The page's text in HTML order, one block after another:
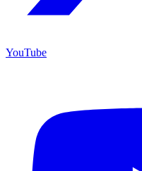
YouTube